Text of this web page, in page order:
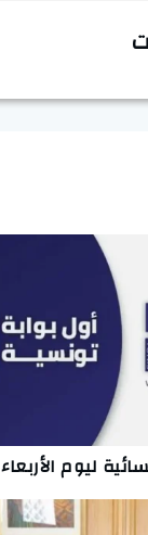
الأربعاء 5 أوت 2026